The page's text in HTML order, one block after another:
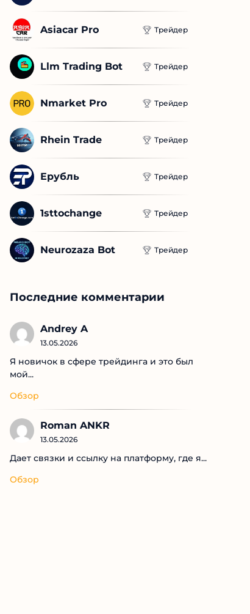
Asiacar Pro Трейдер
Llm Trading Bot Трейдер
Nmarket Pro Трейдер
Rhein Trade Трейдер
Ерубль Трейдер
1sttochange Трейдер
Neurozaza Bot Трейдер
Последние комментарии
Andrey A
13.05.2026
Я новичок в сфере трейдинга и это был
мой...
Обзор
Roman ANKR
13.05.2026
Дает связки и ссылку на платформу, где я...
Обзор